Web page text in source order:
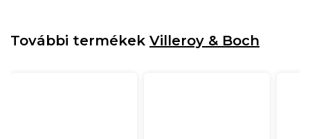
További termékek Villeroy & Boch